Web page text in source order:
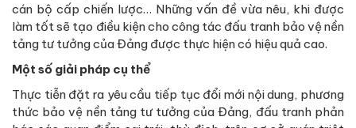
cán bộ cấp chiến lược… Những vấn đề vừa nêu, khi được
làm tốt sẽ tạo điều kiện cho công tác đấu tranh bảo vệ nền
tảng tư tưởng của Đảng được thực hiện có hiệu quả cao.
Một số giải pháp cụ thể
Thực tiễn đặt ra yêu cầu tiếp tục đổi mới nội dung, phương
thức bảo vệ nền tảng tư tưởng của Đảng, đấu tranh phản